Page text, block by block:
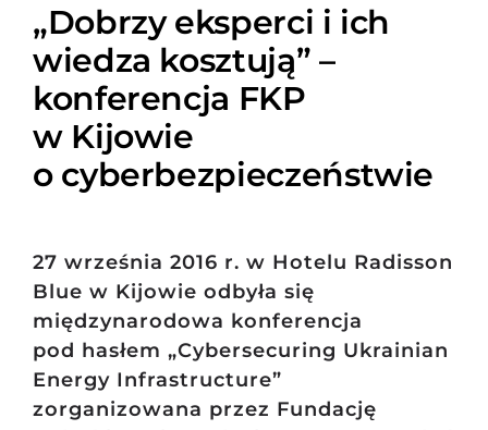
„Dobrzy eksperci i ich
wiedza kosztują” –
konferencja FKP
w Kijowie
o cyberbezpieczeństwie
27 września 2016 r. w Hotelu Radisson
Blue w Kijowie odbyła się
międzynarodowa konferencja
pod hasłem „Cybersecuring Ukrainian
Energy Infrastructure”
zorganizowana przez Fundację